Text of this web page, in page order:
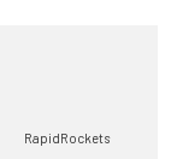
RapidRockets